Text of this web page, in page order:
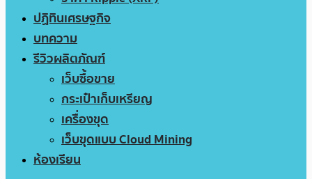
ปฏิทินเศรษฐกิจ
บทความ
รีวิวผลิตภัณฑ์
เว็บซื้อขาย
กระเป๋าเก็บเหรียญ
เครื่องขุด
เว็บขุดแบบ Cloud Mining
ห้องเรียน